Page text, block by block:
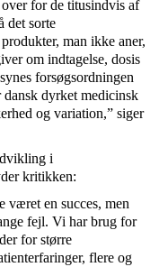
for de titusindvis af
det sorte
man ikke aner,
om indtagelse, dosis
forsøgsordningen
dyrket medicinsk
og variation,” siger
i
kritikken:
været en succes, men
fejl. Vi har brug for
for større
flere og